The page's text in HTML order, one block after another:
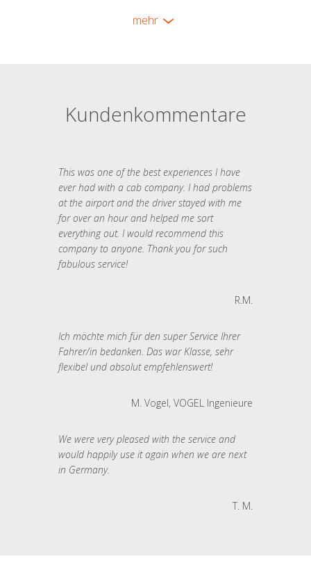
mehr
Kundenkommentare
This was one of the best experiences I have
ever had with a cab company. I had problems
at the airport and the driver stayed with me
for over an hour and helped me sort
everything out. I would recommend this
company to anyone. Thank you for such
fabulous service!
R.M.
Ich möchte mich für den super Service Ihrer
Fahrer/in bedanken. Das war Klasse, sehr
flexibel und absolut empfehlenswert!
M. Vogel, VOGEL Ingenieure
We were very pleased with the service and
would happily use it again when we are next
in Germany.
T. M.